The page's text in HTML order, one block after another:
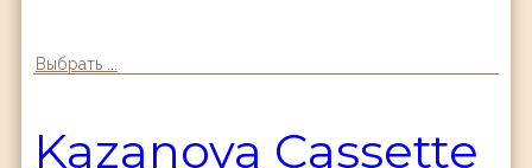
Выбрать ...
Kazanova Cassette